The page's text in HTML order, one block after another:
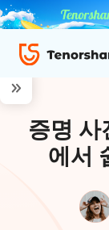
증명 사
에서